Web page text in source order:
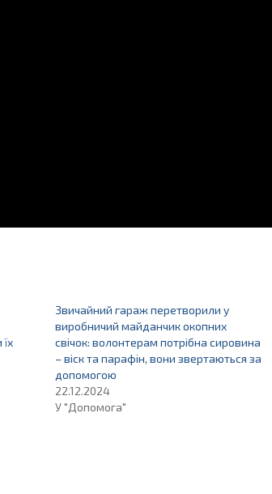
Звичайний гараж перетворили у
виробничий майданчик окопних
свічок: волонтерам потрібна сировина
– віск та парафін, вони звертаються за
допомогою
22.12.2024
У "Допомога"